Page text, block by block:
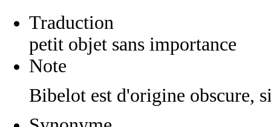
Traduction
petit objet sans importance
Note
Bibelot est d'origine obscure,